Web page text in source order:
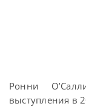
Ронни
выступления в